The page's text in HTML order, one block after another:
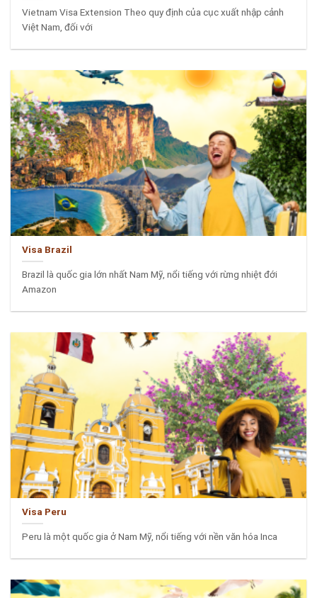
Vietnam Visa Extension Theo quy định của cục xuất nhập cảnh
Việt Nam, đối với
Visa Brazil
Brazil là quốc gia lớn nhất Nam Mỹ, nổi tiếng với rừng nhiệt đới
Amazon
Visa Peru
Peru là một quốc gia ở Nam Mỹ, nổi tiếng với nền văn hóa Inca